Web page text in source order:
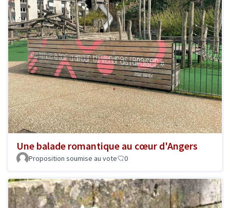
Une balade romantique au cœur d'Angers
Proposition soumise au vote 0